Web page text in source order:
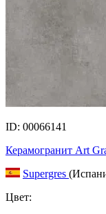
ID: 00066141
Керамогранит Art
Supergres
Цвет: